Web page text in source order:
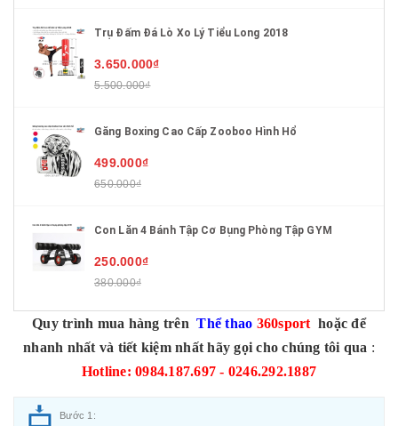
Trụ Đấm Đá Lò Xo Lý Tiểu Long 2018
3.650.000₫
5.500.000₫
Găng Boxing Cao Cấp Zooboo Hình Hổ
499.000₫
650.000₫
Con Lăn 4 Bánh Tập Cơ Bụng Phòng Tập GYM
250.000₫
380.000₫
Quy trình mua hàng trên Thể thao 360sport hoặc để
nhanh nhất và tiết kiệm nhất hãy gọi cho chúng tôi qua :
Hotline: 0984.187.697 - 0246.292.1887
Bước 1: